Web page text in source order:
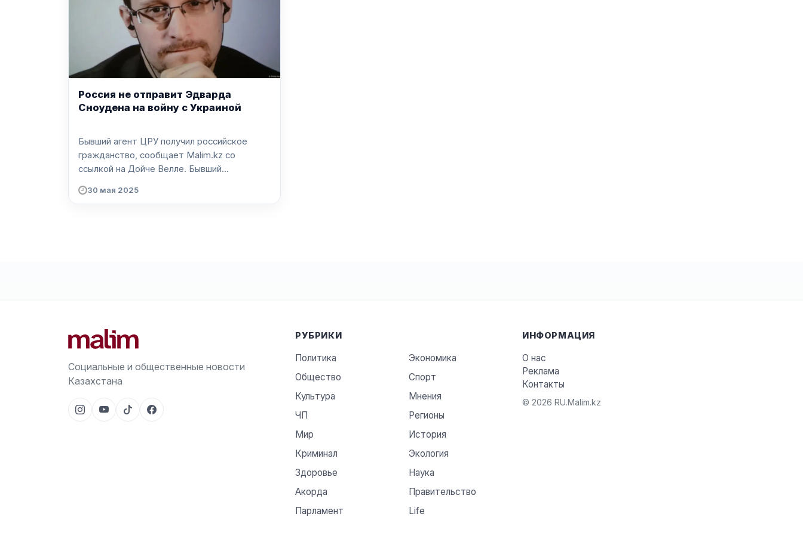
Россия не отправит Эдварда
Сноудена на войну с Украиной
Бывший агент ЦРУ получил российское
гражданство, сообщает Malim.kz со
ссылкой на Дойче Велле. Бывший...
30 мая 2025
Социальные и общественные новости
Казахстана
РУБРИКИ
Политика
Экономика
Общество
Спорт
Культура
Мнения
ЧП
Регионы
Мир
История
Криминал
Экология
Здоровье
Наука
Акорда
Правительство
Парламент
Life
ИНФОРМАЦИЯ
О нас
Реклама
Контакты
© 2026 RU.Malim.kz